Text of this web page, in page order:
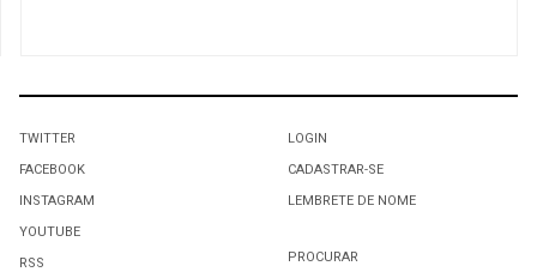
TWITTER
FACEBOOK
INSTAGRAM
YOUTUBE
RSS
LOGIN
CADASTRAR-SE
LEMBRETE DE NOME
PROCURAR